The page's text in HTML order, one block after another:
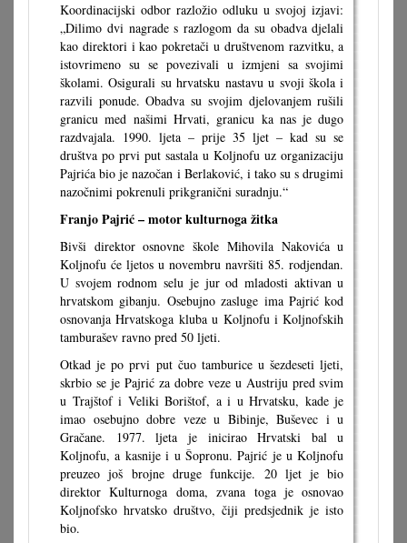
Koordinacijski odbor razložio odluku u svojoj izjavi:
„Dilimo dvi nagrade s razlogom da su obadva djelali
kao direktori i kao pokretači u društvenom razvitku, a
istovrimeno su se povezivali u izmjeni sa svojimi
školami. Osigurali su hrvatsku nastavu u svoji škola i
razvili ponude. Obadva su svojim djelovanjem rušili
granicu med našimi Hrvati, granicu ka nas je dugo
razdvajala. 1990. ljeta – prije 35 ljet – kad su se
društva po prvi put sastala u Koljnofu uz organizaciju
Pajrića bio je nazočan i Berlaković, i tako su s drugimi
nazočnimi pokrenuli prikgranični suradnju.“
Franjo Pajrić – motor kulturnoga žitka
Bivši direktor osnovne škole Mihovila Nakovića u
Koljnofu će ljetos u novembru navršiti 85. rodjendan.
U svojem rodnom selu je jur od mladosti aktivan u
hrvatskom gibanju. Osebujno zasluge ima Pajrić kod
osnovanja Hrvatskoga kluba u Koljnofu i Koljnofskih
tamburašev ravno pred 50 ljeti.
Otkad je po prvi put čuo tamburice u šezdeseti ljeti,
skrbio se je Pajrić za dobre veze u Austriju pred svim
u Trajštof i Veliki Borištof, a i u Hrvatsku, kade je
imao osebujno dobre veze u Bibinje, Buševec i u
Gračane. 1977. ljeta je inicirao Hrvatski bal u
Koljnofu, a kasnije i u Šopronu. Pajrić je u Koljnofu
preuzeo još brojne druge funkcije. 20 ljet je bio
direktor Kulturnoga doma, zvana toga je osnovao
Koljnofsko hrvatsko društvo, čiji predsjednik je isto
bio.